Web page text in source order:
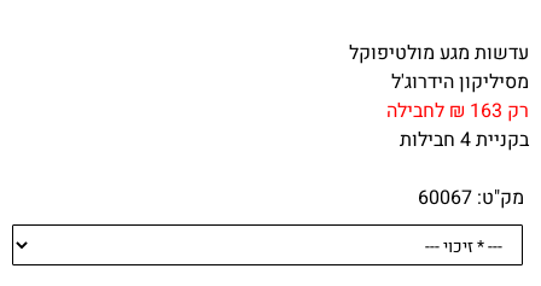
עדשות מגע מולטיפוקל
מסיליקון הידרוג'ל
רק 163 ₪ לחבילה
בקניית 4 חבילות
מק"ט: 60067